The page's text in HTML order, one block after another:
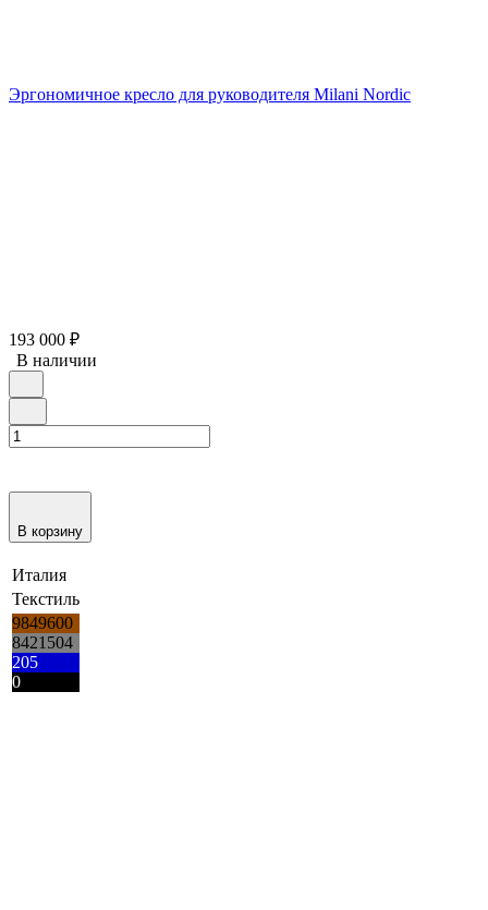
Эргономичное кресло для руководителя Milani Nordic
193 000 ₽
В наличии
В корзину
Италия
Текстиль
9849600
8421504
205
0